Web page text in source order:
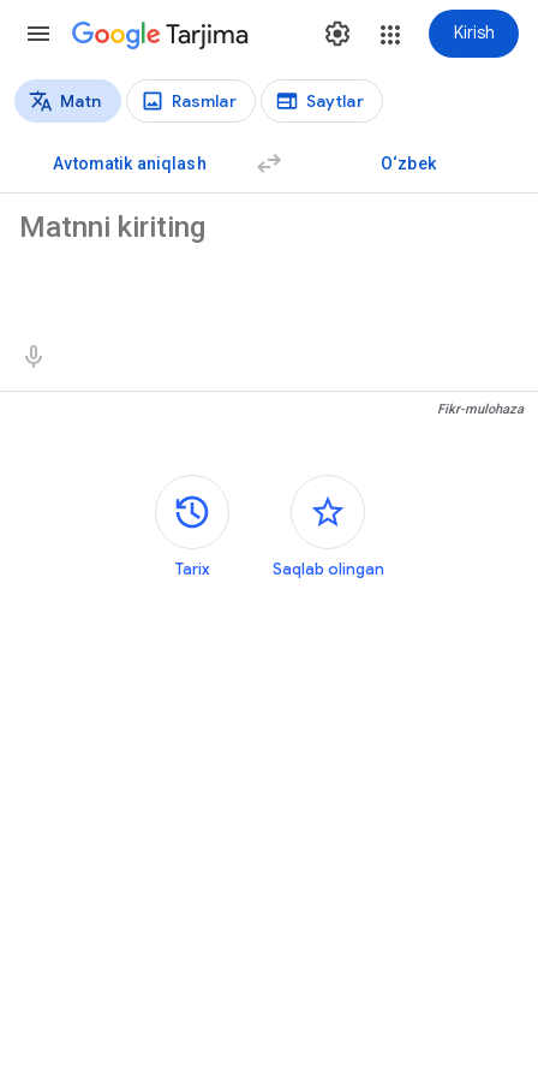
Tarjima Kirish
Tarjima turlari
Matn Rasmlar Saytlar
Avtomatik aniqlash O‘zbek
Fikr-mulohaza
Yon panellar
Tarix Saqlab olingan